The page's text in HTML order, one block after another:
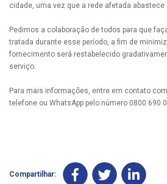
cidade, uma vez que a rede afetada abastece
Pedimos a colaboração de todos para que
tratada durante esse período, a fim de
fornecimento será restabelecido
serviço.
Para mais informações, entre em contato
telefone ou WhatsApp pelo número 0800 690
Compartilhar: